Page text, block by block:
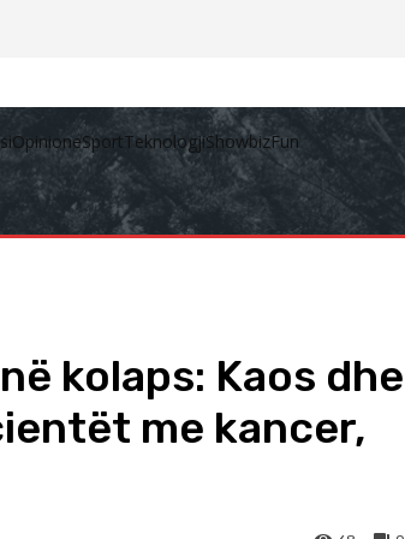
OpinioneSportTeknologjiShowbizFun
kolaps: Kaos dhe
me kancer,